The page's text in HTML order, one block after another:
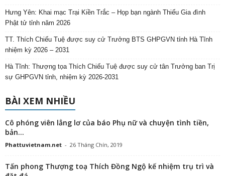
Hưng Yên: Khai mạc Trại Kiền Trắc – Họp bạn ngành Thiếu Gia đình
Phật tử tỉnh năm 2026
TT. Thích Chiếu Tuệ được suy cử Trưởng BTS GHPGVN tỉnh Hà Tĩnh
nhiệm kỳ 2026 – 2031
Hà Tĩnh: Thượng tọa Thích Chiếu Tuệ được suy cử tân Trưởng ban Trị
sự GHPGVN tỉnh, nhiệm kỳ 2026-2031
BÀI XEM NHIỀU
Cô phóng viên lẳng lơ của báo Phụ nữ và chuyện tình tiền,
bản...
Phattuvietnam.net - 26 Tháng Chín, 2019
Tấn phong Thượng toạ Thích Đồng Ngộ kế nhiệm trụ trì và